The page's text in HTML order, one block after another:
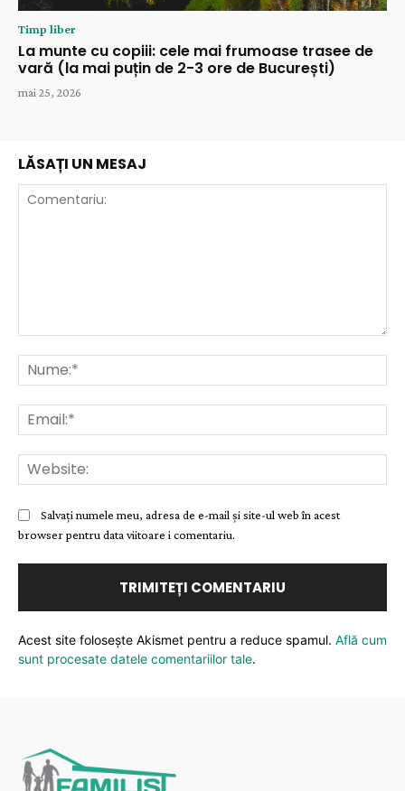
Timp liber
La munte cu copiii: cele mai frumoase trasee de
vară (la mai puțin de 2-3 ore de București)
mai 25, 2026
LĂSAȚI UN MESAJ
Salvați numele meu, adresa de e-mail și site-ul web în acest
browser pentru data viitoare i comentariu.
Acest site folosește Akismet pentru a reduce spamul. Află cum
sunt procesate datele comentariilor tale.